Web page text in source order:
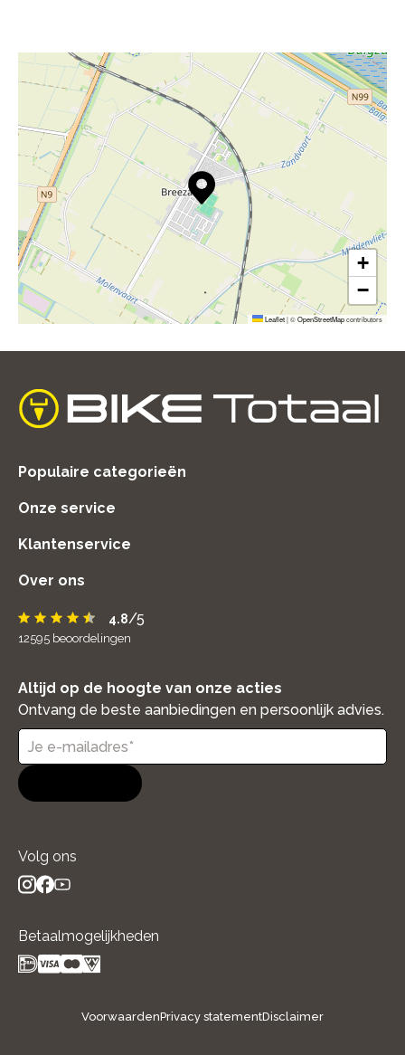
+
−
Leaflet|©OpenStreetMapcontributors
home
Populaire categorieën
Onze service
Klantenservice
Over ons
4.8/5
12595 beoordelingen
Altijd op de hoogte van onze acties
Ontvang de beste aanbiedingen en persoonlijk advies.
Volg ons
Betaalmogelijkheden
VoorwaardenPrivacy statementDisclaimer